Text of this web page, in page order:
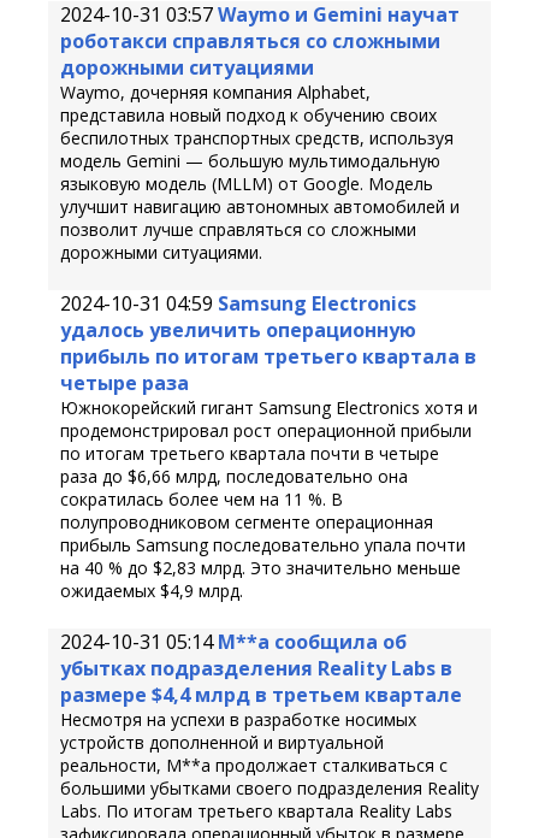
2024-10-31 03:57Waymo и Gemini научат
роботакси справляться со сложными
дорожными ситуациями
Waymo, дочерняя компания Alphabet,
представила новый подход к обучению своих
беспилотных транспортных средств, используя
модель Gemini — большую мультимодальную
языковую модель (MLLM) от Google. Модель
улучшит навигацию автономных автомобилей и
позволит лучше справляться со сложными
дорожными ситуациями.
2024-10-31 04:59 Samsung Electronics
удалось увеличить операционную
прибыль по итогам третьего квартала в
четыре раза
Южнокорейский гигант Samsung Electronics хотя и
продемонстрировал рост операционной прибыли
по итогам третьего квартала почти в четыре
раза до $6,66 млрд, последовательно она
сократилась более чем на 11 %. В
полупроводниковом сегменте операционная
прибыль Samsung последовательно упала почти
на 40 % до $2,83 млрд. Это значительно меньше
ожидаемых $4,9 млрд.
2024-10-31 05:14 M**a сообщила об
убытках подразделения Reality Labs в
размере $4,4 млрд в третьем квартале
Несмотря на успехи в разработке носимых
устройств дополненной и виртуальной
реальности, M**a продолжает сталкиваться с
большими убытками своего подразделения Reality
Labs. По итогам третьего квартала Reality Labs